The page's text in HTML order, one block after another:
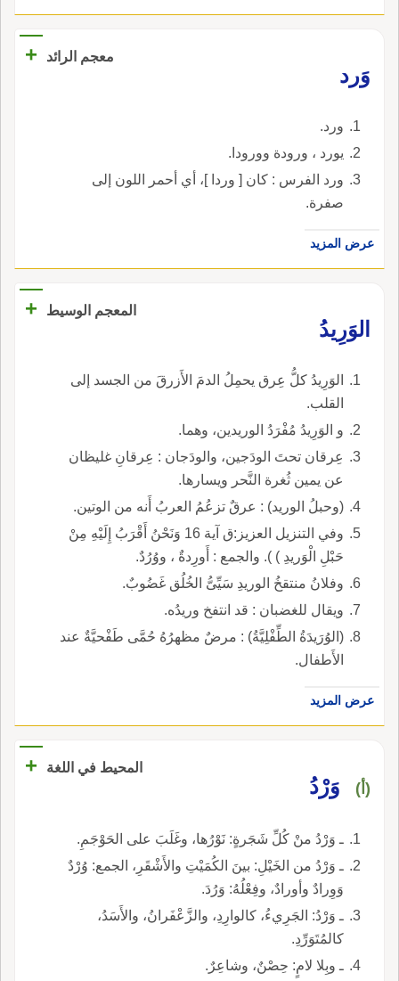
معجم الرائد
+
وَرد
ورد.
يورد ، ورودة وورودا.
ورد الفرس : كان [ وردا ]، أي أحمر اللون إلى
صفرة.
عرض المزيد
المعجم الوسيط
+
الوَرِيدُ
الوَرِيدُ كلُّ عِرق يحمِلُ الدمَ الأَزرقَ من الجسد إلى
القلب.
و الوَرِيدُ مُفْرَدُ الوريدين، وهما.
عِرقان تحتَ الودَجين، والودَجان : عِرقانِ غليظان
عن يمين ثُغرة النَّحر ويسارها.
(وحبلُ الوريد) : عرقٌ تزعُمُ العربُ أَنه من الوتين.
وفي التنزيل العزيز:ق آية 16 وَنَحْنُ أَقْرَبُ إِلَيْهِ مِنْ
حَبْلِ الْوَريدِ ) ). والجمع : أَورِدةٌ ، ووُرُدٌ.
وفلانُ منتقخُ الوريدِ سَيِّىُّ الخُلُق غَضُوبٌ.
ويقال للغضبان : قد انتفخ وريدُه.
(الوُرَيدَةُ الطِّفْلِيَّةُ) : مرضٌ مظهرُهُ حُمَّى طَفْحيَّةٌ عند
الأَطفال.
عرض المزيد
المحيط في اللغة +
(أ) وَرْدُ
ـ وَرْدُ منْ كُلِّ شَجَرةٍ: نَوْرُها، وغَلَبَ على الحَوْجَمِ.
ـ وَرْدُ من الخَيْلِ: بينَ الكُمَيْتِ والأَشْقَرِ، الجمع: وُرْدٌ
وَوِرادٌ وأورادٌ، وفِعْلُهُ: وَرُدَ.
ـ وَرْدُ: الجَرِيءُ، كالوارِدِ، والزَّعْفَرانُ، والأَسَدُ،
كالمُتَوَرِّدِ.
ـ وبِلا لامٍ: حِصْنٌ، وشاعِرٌ.